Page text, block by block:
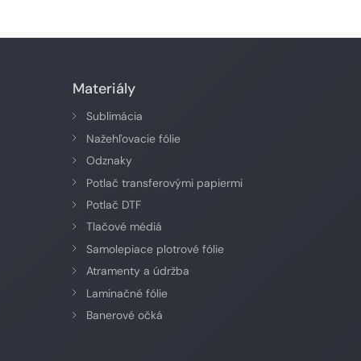
Materiály
Sublimácia
Nažehľovacie fólie
Odznaky
Potlač transferovými papiermi
Potlač DTF
Tlačové médiá
Samolepiace plotrové fólie
Atramenty a údržba
Laminačné fólie
Banerové očká